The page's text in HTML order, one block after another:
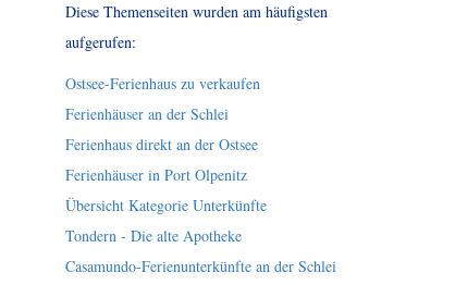
Diese Themenseiten wurden am häufigsten
aufgerufen:
Ostsee-Ferienhaus zu verkaufen
Ferienhäuser an der Schlei
Ferienhaus direkt an der Ostsee
Ferienhäuser in Port Olpenitz
Übersicht Kategorie Unterkünfte
Tondern - Die alte Apotheke
Casamundo-Ferienunterkünfte an der Schlei